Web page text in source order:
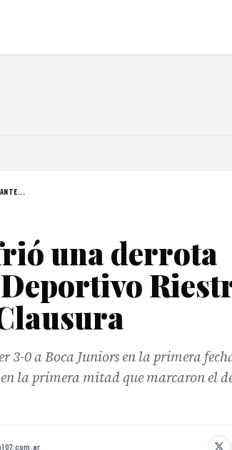
una derrota
3-0 a Boca Juniors en la primera
en la primera mitad que marcaron el